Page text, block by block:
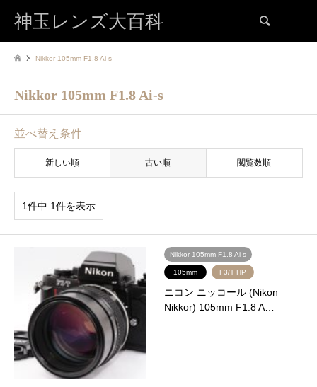
神玉レンズ大百科
Nikkor 105mm F1.8 Ai-s
Nikkor 105mm F1.8 Ai-s
並べ替え条件
新しい順 古い順 閲覧数順
1件中 1件を表示
Nikkor 105mm F1.8 Ai-s
105mm F3/T HP
ニコン ニッコール (Nikon
Nikkor) 105mm F1.8 A…